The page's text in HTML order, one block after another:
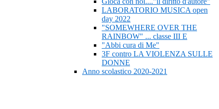
LABORATORIO MUSICA open
day 2022
"SOMEWHERE OVER THE
RAINBOW" ... classe III E
"Abbi cura di Me"
3F contro LA VIOLENZA SULLE
DONNE
Anno scolastico 2020-2021